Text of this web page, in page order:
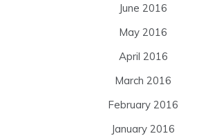
June 2016
May 2016
April 2016
March 2016
February 2016
January 2016